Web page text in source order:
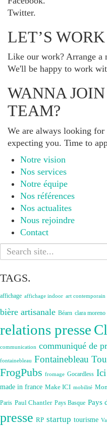
Twitter.
LET’S
Like our work? Arrange a
We'll be happy to work
WANNA
TEAM?
We are always looking
expecting you. Time to
Notre vision
Nos services
Notre équipe
Nos références
Nos actualites
Nous rejoindre
Contact
Search
for:
TAGS.
affichage affichage indoor art contemporain
bière artisanale Béarn clara moreno
relations presse
communication communiqué de
fontainebleau Fontainebleau
FrogPubs fromage Gocardless
made in france Make ICI mobilité
Paris Paul Chantler Pays Basque Pays
presse RP startup tourisme